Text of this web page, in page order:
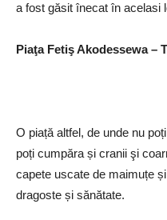
a fost găsit înecat în acelasi
Piaţa Fetiş Akodessewa –
O piață altfel, de unde nu
poți cumpăra și cranii şi
capete uscate de maimuțe
dragoste și sănătate.